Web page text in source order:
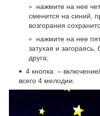
нажмите на нее
сменится на синий,
возгорания
нажмите на нее
затухая и загораясь,
друга;
4 кнопка –
всего 4 мелодии.